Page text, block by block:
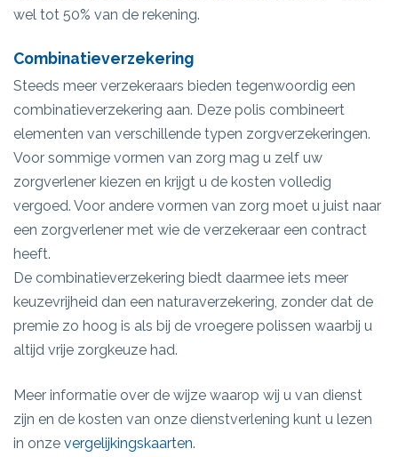
wel tot 50% van de rekening.
Combinatieverzekering
Steeds meer verzekeraars bieden tegenwoordig een
combinatieverzekering aan. Deze polis combineert
elementen van verschillende typen zorgverzekeringen.
Voor sommige vormen van zorg mag u zelf uw
zorgverlener kiezen en krijgt u de kosten volledig
vergoed. Voor andere vormen van zorg moet u juist naar
een zorgverlener met wie de verzekeraar een contract
heeft.
De combinatieverzekering biedt daarmee iets meer
keuzevrijheid dan een naturaverzekering, zonder dat de
premie zo hoog is als bij de vroegere polissen waarbij u
altijd vrije zorgkeuze had.
Meer informatie over de wijze waarop wij u van dienst
zijn en de kosten van onze dienstverlening kunt u lezen
in onze vergelijkingskaarten.